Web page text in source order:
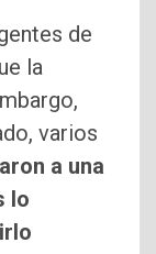
de
la
varios
a una
lo